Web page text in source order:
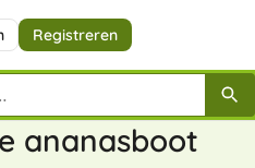
Registreren
ananasboot